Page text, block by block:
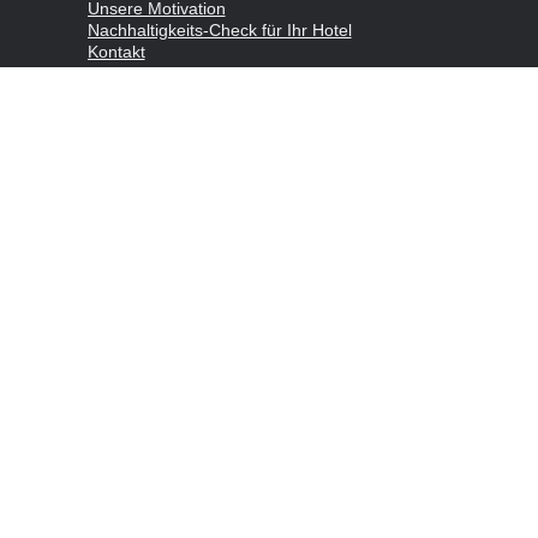
Unsere Motivation
Nachhaltigkeits-Check für Ihr Hotel
Kontakt
Impressum